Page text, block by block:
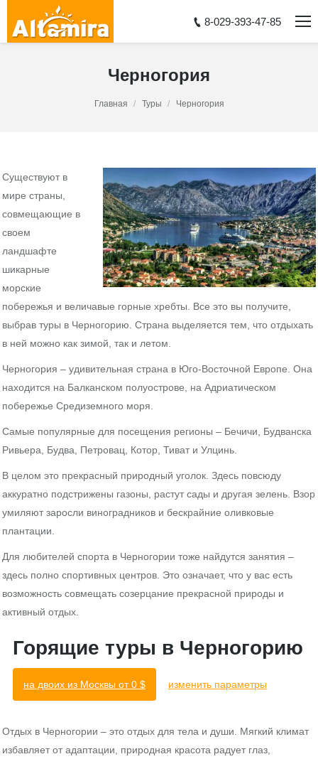
8-029-393-47-85
Черногория
Главная Туры Черногория
Существуют в
мире страны,
совмещающие в
своем
ландшафте
шикарные
морские
побережья и величавые горные хребты. Все это вы получите,
выбрав туры в Черногорию. Страна выделяется тем, что отдыхать
в ней можно как зимой, так и летом.
Черногория – удивительная страна в Юго-Восточной Европе. Она
находится на Балканском полуострове, на Адриатическом
побережье Средиземного моря.
Самые популярные для посещения регионы – Бечичи, Будванска
Ривьера, Будва, Петровац, Котор, Тиват и Улцинь.
В целом это прекрасный природный уголок. Здесь повсюду
аккуратно подстрижены газоны, растут сады и другая зелень. Взор
умиляют заросли виноградников и бескрайние оливковые
плантации.
Для любителей спорта в Черногории тоже найдутся занятия –
здесь полно спортивных центров. Это означает, что у вас есть
возможность совмещать созерцание прекрасной природы и
активный отдых.
Горящие туры в Черногорию
на двоих из Москвы от0 $ изменить параметры
Отдых в Черногории – это отдых для тела и души. Мягкий климат
избавляет от адаптации, природная красота радует глаз,